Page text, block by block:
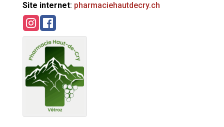
Site internet: pharmaciehautdecry.ch